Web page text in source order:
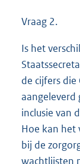
Vraag 2.
Is het
de cijfers die
aangeleverd
inclusie van
Hoe kan het
bij de
wachtlijsten